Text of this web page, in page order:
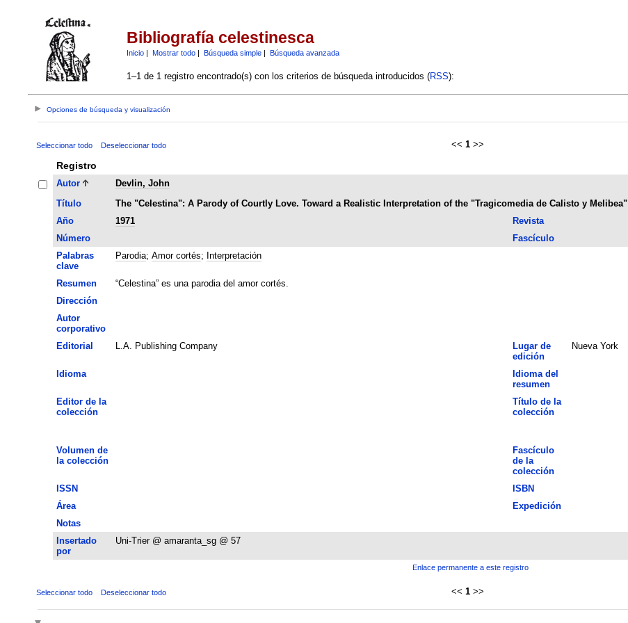
Bibliografía celestinesca
Inicio| Mostrar todo| Búsqueda simple| Búsqueda avanzada
1–1 de 1 registro encontrado(s) con los criterios de búsqueda introducidos (RSS):
Opciones de búsqueda y visualización
Seleccionar todo Deseleccionar todo << 1 >>
Registro
Autor
Devlin, John
Título
The "Celestina": A Parody of Courtly Love. Toward a Realistic Interpretation of the "Tragicomedia de Calisto y Melibea"
Año
1971 Revista
Número
Fascículo
Palabras
clave
Parodia; Amor cortés; Interpretación
Resumen
“Celestina” es una parodia del amor cortés.
Dirección
Autor
corporativo
Editorial L.A. Publishing Company
Lugar de
edición
Nueva York
Idioma
Idioma del
resumen
Editor de la
colección
Título de la
colección
Volumen de
la colección
Fascículo
de la
colección
ISSN ISBN
Área
Expedición
Notas
Insertado
por
Uni-Trier @ amaranta_sg @ 57
Enlace permanente a este registro
Seleccionar todo Deseleccionar todo << 1 >>